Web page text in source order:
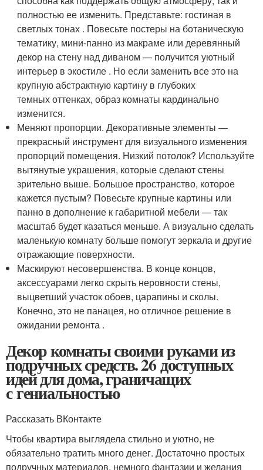
полностью ее изменить. Представьте: гостиная в
светлых тонах . Повесьте постеры на ботаническую
тематику, мини-панно из макраме или деревянный
декор на стену над диваном — получится уютный
интерьер в экостиле . Но если заменить все это на
крупную абстрактную картину в глубоких
темных оттенках, образ комнаты кардинально
изменится.
Меняют пропорции. Декоративные элементы —
прекрасный инструмент для визуального изменения
пропорций помещения. Низкий потолок? Используйте
вытянутые украшения, которые сделают стены
зрительно выше. Большое пространство, которое
кажется пустым? Повесьте крупные картины или
панно в дополнение к габаритной мебели — так
масштаб будет казаться меньше. А визуально сделать
маленькую комнату больше помогут зеркала и другие
отражающие поверхности.
Маскируют несовершенства. В конце концов,
аксессуарами легко скрыть неровности стены,
выцветший участок обоев, царапины и сколы.
Конечно, это не панацея, но отличное решение в
ожидании ремонта .
Декор комнаты своими руками из
подручных средств. 26 доступных
идей для дома, граничащих
с гениальностью
Рассказать ВКонтакте
Чтобы квартира выглядела стильно и уютно, не
обязательно тратить много денег. Достаточно простых
подручных материалов, немного фантазии и желания